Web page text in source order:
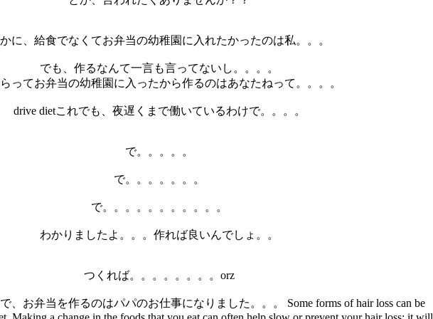
に、給食でなくてお弁当の幼稚園に入れたかったのは私。。。
でも、作るなんて一言も言ってないし。。。。
ってお弁当の幼稚園に入ったから作るのはあなたねって。。。。
drive dietこれでも、夜遅くまで働いているわけで。。。。
で。。。。。
で。。。。。。。
で。。。。。。。。。。。
わかりましたよ。。。作れば良いんでしょ。。
つくれば。。。。。。。。orz
、お弁当を作るのはパパのお仕事になりました。。。 Some forms of hair loss can be